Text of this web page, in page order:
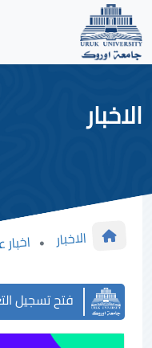
الاخبار
الاخبار
فتح تسجيل